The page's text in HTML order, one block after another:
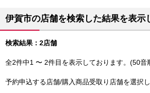
伊賀市の店舗を検索した結果を表示
検索結果：2店舗
全2件中1 〜 2件目を表示しております。(50音
予約申込する店舗/購入商品受取り店舗を選択し